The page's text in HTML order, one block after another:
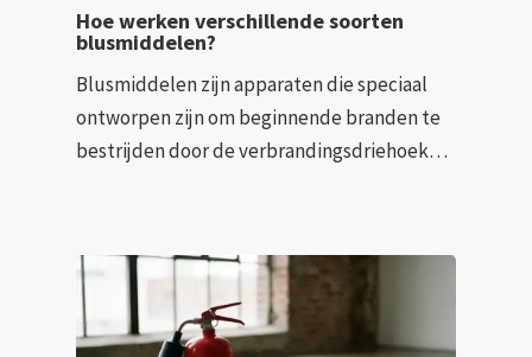
Hoe werken verschillende soorten
blusmiddelen?
Blusmiddelen zijn apparaten die speciaal
ontworpen zijn om beginnende branden te
bestrijden door de verbrandingsdriehoek…